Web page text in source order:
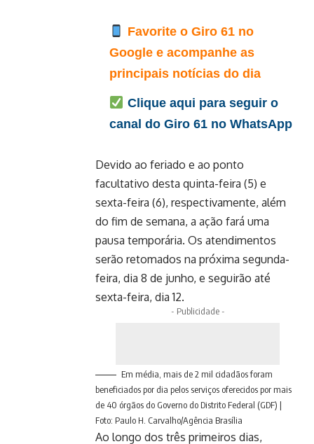
Favorite o Giro 61 no
Google e acompanhe as
principais notícias do dia
Clique aqui para seguir o
canal do Giro 61 no WhatsApp
Devido ao feriado e ao ponto
facultativo desta quinta-feira (5) e
sexta-feira (6), respectivamente, além
do fim de semana, a ação fará uma
pausa temporária. Os atendimentos
serão retomados na próxima segunda-
feira, dia 8 de junho, e seguirão até
sexta-feira, dia 12.
- Publicidade -
Em média, mais de 2 mil cidadãos foram
beneficiados por dia pelos serviços oferecidos por mais
de 40 órgãos do Governo do Distrito Federal (GDF) |
Foto: Paulo H. Carvalho/Agência Brasília
Ao longo dos três primeiros dias,